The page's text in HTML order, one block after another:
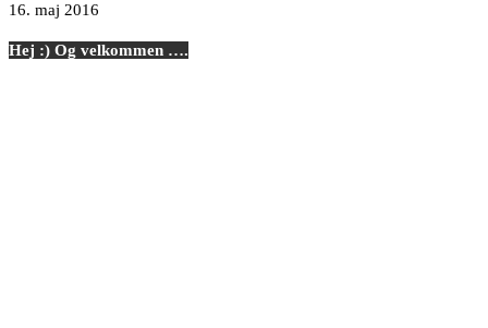
16. maj 2016
Hej :) Og velkommen ….